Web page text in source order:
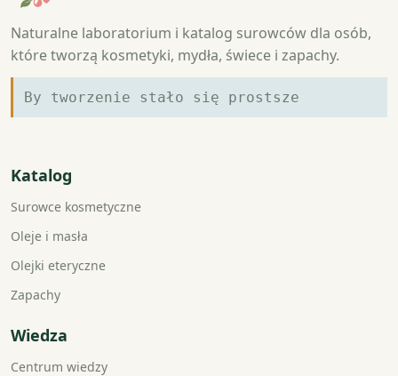
Naturalne laboratorium i katalog surowców dla osób,
które tworzą kosmetyki, mydła, świece i zapachy.
By tworzenie stało się prostsze
Katalog
Surowce kosmetyczne
Oleje i masła
Olejki eteryczne
Zapachy
Wiedza
Centrum wiedzy